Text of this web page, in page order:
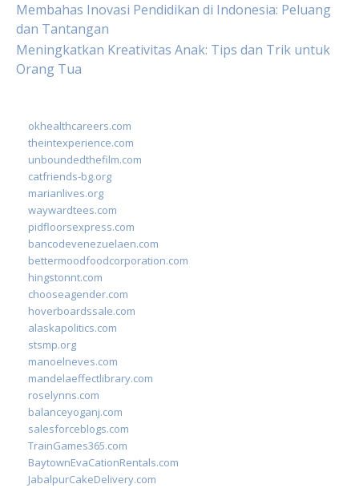
Membahas Inovasi Pendidikan di Indonesia: Peluang
dan Tantangan
Meningkatkan Kreativitas Anak: Tips dan Trik untuk
Orang Tua
okhealthcareers.com
theintexperience.com
unboundedthefilm.com
catfriends-bg.org
marianlives.org
waywardtees.com
pidfloorsexpress.com
bancodevenezuelaen.com
bettermoodfoodcorporation.com
hingstonnt.com
chooseagender.com
hoverboardssale.com
alaskapolitics.com
stsmp.org
manoelneves.com
mandelaeffectlibrary.com
roselynns.com
balanceyoganj.com
salesforceblogs.com
TrainGames365.com
BaytownEvaCationRentals.com
JabalpurCakeDelivery.com